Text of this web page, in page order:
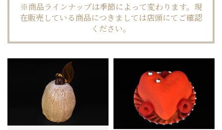
※商品ラインナップは季節によって変わります。現
在販売している商品につきましては店頭にてご確認
ください。